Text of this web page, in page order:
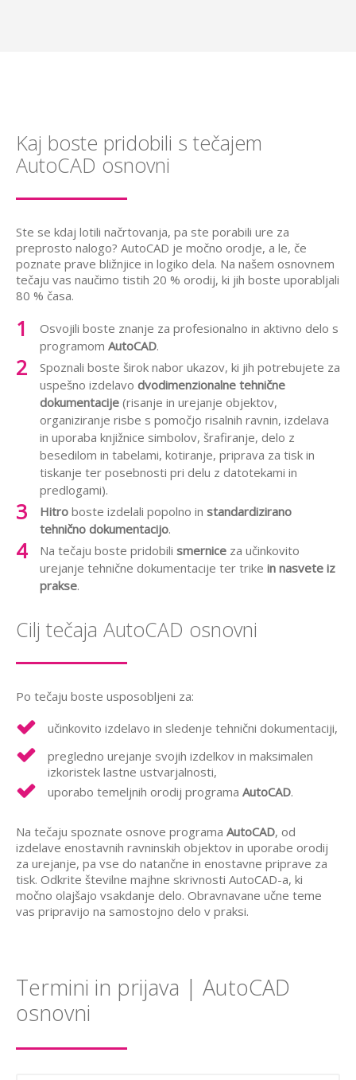
Kaj boste pridobili s tečajem
AutoCAD osnovni
Ste se kdaj lotili načrtovanja, pa ste porabili ure za
preprosto nalogo? AutoCAD je močno orodje, a le, če
poznate prave bližnjice in logiko dela. Na našem osnovnem
tečaju vas naučimo tistih 20 % orodij, ki jih boste uporabljali
80 % časa.
Osvojili boste znanje za profesionalno in aktivno delo s
programom AutoCAD.
Spoznali boste širok nabor ukazov, ki jih potrebujete za
uspešno izdelavo dvodimenzionalne tehnične
dokumentacije (risanje in urejanje objektov,
organiziranje risbe s pomočjo risalnih ravnin, izdelava
in uporaba knjižnice simbolov, šrafiranje, delo z
besedilom in tabelami, kotiranje, priprava za tisk in
tiskanje ter posebnosti pri delu z datotekami in
predlogami).
Hitro boste izdelali popolno in standardizirano
tehnično dokumentacijo.
Na tečaju boste pridobili smernice za učinkovito
urejanje tehnične dokumentacije ter trike in nasvete iz
prakse.
Cilj tečaja AutoCAD osnovni
Po tečaju boste usposobljeni za:
učinkovito izdelavo in sledenje tehnični dokumentaciji,
pregledno urejanje svojih izdelkov in maksimalen
izkoristek lastne ustvarjalnosti,
uporabo temeljnih orodij programa AutoCAD.
Na tečaju spoznate osnove programa AutoCAD, od
izdelave enostavnih ravninskih objektov in uporabe orodij
za urejanje, pa vse do natančne in enostavne priprave za
tisk. Odkrite številne majhne skrivnosti AutoCAD-a, ki
močno olajšajo vsakdanje delo. Obravnavane učne teme
vas pripravijo na samostojno delo v praksi.
Termini in prijava | AutoCAD
osnovni